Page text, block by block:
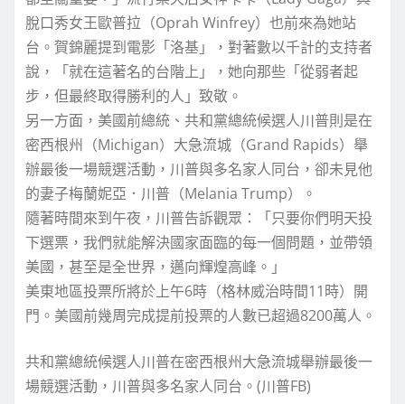
脫口秀女王歐普拉（Oprah Winfrey）也前來為她站
台。賀錦麗提到電影「洛基」，對著數以千計的支持者
說，「就在這著名的台階上」，她向那些「從弱者起
步，但最終取得勝利的人」致敬。
另一方面，美國前總統、共和黨總統候選人川普則是在
密西根州（Michigan）大急流城（Grand Rapids）舉
辦最後一場競選活動，川普與多名家人同台，卻未見他
的妻子梅蘭妮亞．川普（Melania Trump）。
隨著時間來到午夜，川普告訴觀眾：「只要你們明天投
下選票，我們就能解決國家面臨的每一個問題，並帶領
美國，甚至是全世界，邁向輝煌高峰。」
美東地區投票所將於上午6時（格林威治時間11時）開
門。美國前幾周完成提前投票的人數已超過8200萬人。
共和黨總統候選人川普在密西根州大急流城舉辦最後一
場競選活動，川普與多名家人同台。(川普FB)